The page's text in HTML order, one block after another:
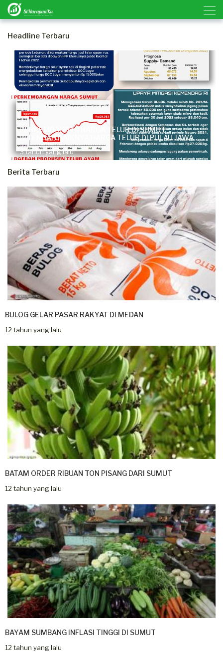
Headline Terbaru
PERKEMBANGAN HARGA TELUR DI SUMUT
DITENGAH NAIKNYA HARGA TELUR DI PULAU JAWA
3 tahun yang lalu
Berita Terbaru
BULOG GELAR PASAR RAKYAT DI MEDAN
12 tahun yang lalu
BATAM ORDER RIBUAN TON PISANG DARI SUMUT
12 tahun yang lalu
BAYAM SUMBANG INFLASI TINGGI DI SUMUT
12 tahun yang lalu